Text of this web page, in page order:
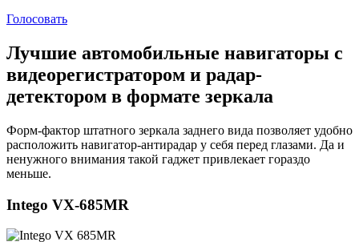
Голосовать
Лучшие автомобильные навигаторы с
видеорегистратором и радар-
детектором в формате зеркала
Форм-фактор штатного зеркала заднего вида позволяет удобно
расположить навигатор-антирадар у себя перед глазами. Да и
ненужного внимания такой гаджет привлекает гораздо
меньше.
Intego VX-685MR